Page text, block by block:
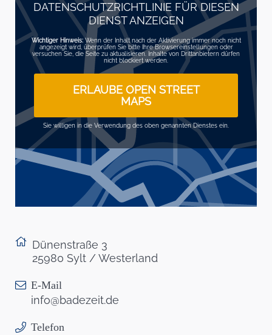
DATENSCHUTZRICHTLINIE FÜR DIESEN
DIENST ANZEIGEN
Wichtiger Hinweis:Wenn der Inhalt nach der Aktivierung immer noch nicht
angezeigt wird, überprüfen Sie bitte Ihre Browsereinstellungen oder
versuchen Sie, die Seite zu aktualisieren. Inhalte von Drittanbietern dürfen
nicht blockiert werden.
ERLAUBE OPEN STREET
MAPS
Sie willigen in die Verwendung des oben genannten Dienstes ein.
Dünenstraße 3
25980 Sylt / Westerland
E-Mail
info@badezeit.de
Telefon